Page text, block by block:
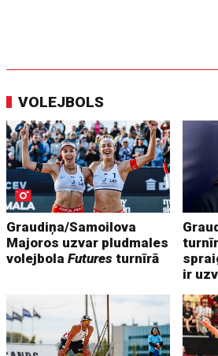
VOLEJBOLS
Graudiņa/Samoilova
Majoros uzvar pludmales
volejbolaFutures turnīrā
ir